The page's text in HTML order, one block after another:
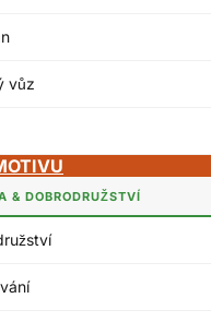
vůz
& DOBRODRUŽSTVÍ